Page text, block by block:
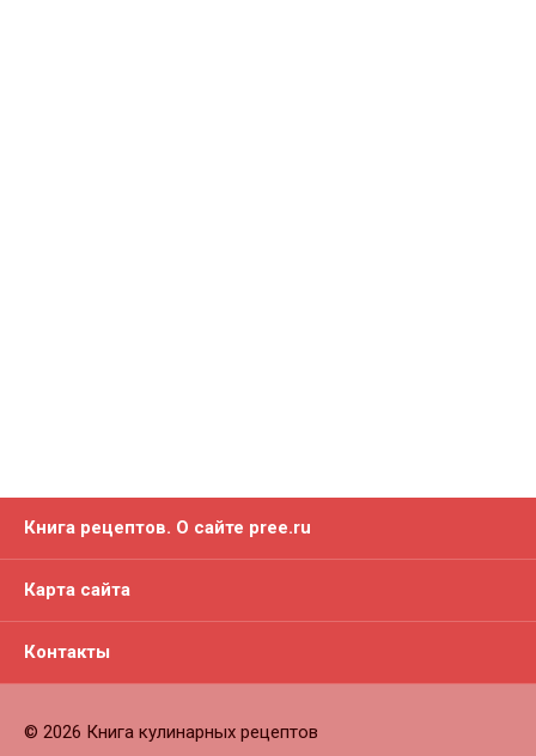
Книга рецептов. О сайте pree.ru
Карта сайта
Контакты
© 2026 Книга кулинарных рецептов